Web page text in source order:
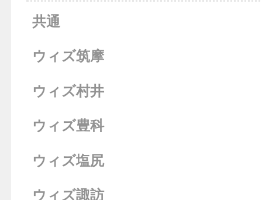
共通
ウィズ筑摩
ウィズ村井
ウィズ豊科
ウィズ塩尻
ウィズ諏訪